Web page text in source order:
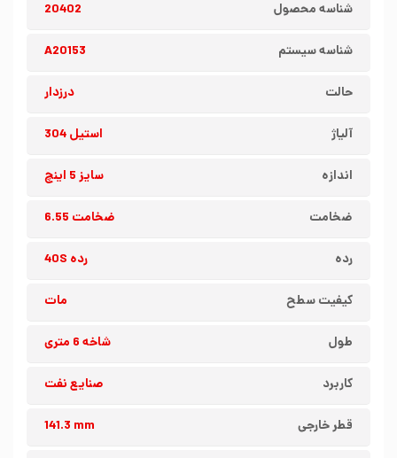
شناسه محصول 20402
شناسه سیستم A20153
حالت درزدار
آلیاژ استیل 304
اندازه سایز 5 اینچ
ضخامت ضخامت 6.55
رده رده 40S
کیفیت سطح مات
طول شاخه 6 متری
کاربرد صنایع نفت
قطر خارجی 141.3 mm